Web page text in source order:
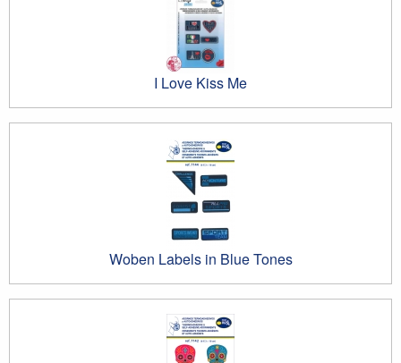
I Love Kiss Me
Woben Labels in Blue Tones